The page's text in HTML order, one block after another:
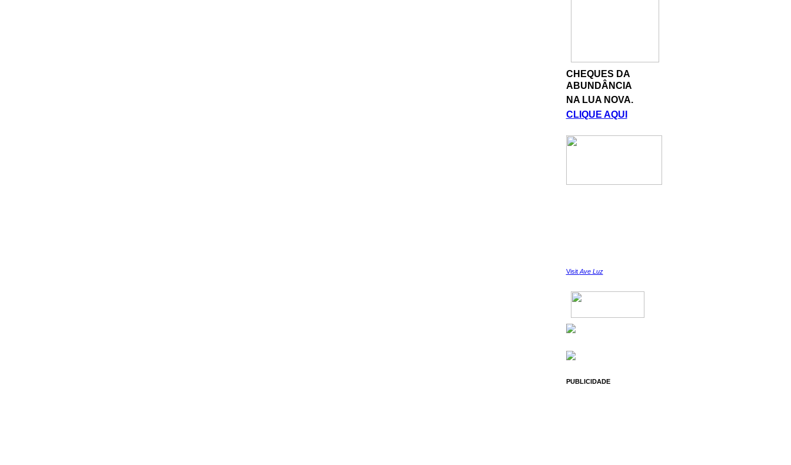
CHEQUES DA
ABUNDÂNCIA
NA LUA NOVA.
CLIQUE AQUI
Visit Ave Luz
PUBLICIDADE